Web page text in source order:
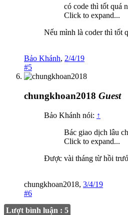
có code thì tốt quá
Click to expand...
Nếu mình là coder thì tốt
Bảo Khánh, 2/4/19
#5
chungkhoan2018 Guest
Bảo Khánh nói: ↑
Bác giao dịch lâu
Click to expand...
Được vài tháng từ hồi
chungkhoan2018, 3/4/19
#6
Lượt bình luận : 5